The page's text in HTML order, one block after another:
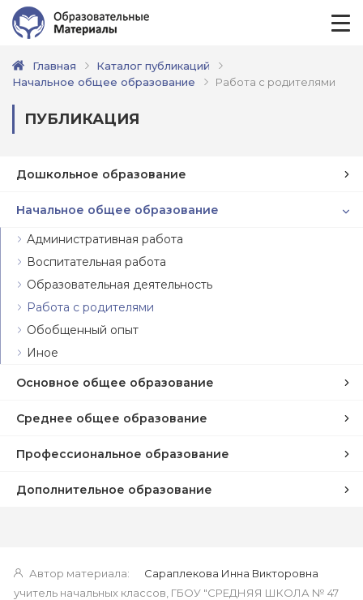
Главная
Каталог публикаций
Начальное общее образование
Работа с родителями
ПУБЛИКАЦИЯ
Дошкольное образование
Начальное общее образование
Административная работа
Воспитательная работа
Образовательная деятельность
Работа с родителями
Обобщенный опыт
Иное
Основное общее образование
Среднее общее образование
Профессиональное образование
Дополнительное образование
Автор материала:
Сараплекова Инна Викторовна
учитель начальных классов, ГБОУ "СРЕДНЯЯ ШКОЛА № 47